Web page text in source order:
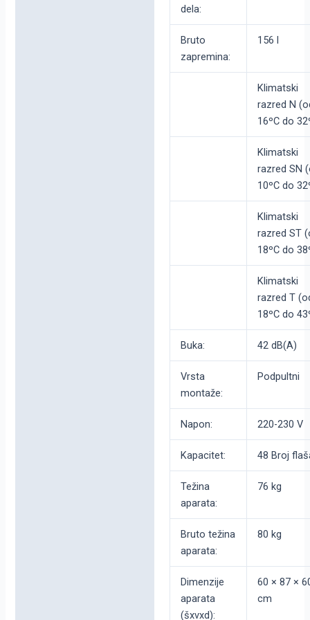
dela:
Bruto
zapremina:
156 l
Klimatski
razred N
16ºC do
Klimatski
razred SN
10ºC do
Klimatski
razred ST
18ºC do
Klimatski
razred T
18ºC do
Buka: 42 dB(A)
Vrsta
montaže:
Podpultni
Napon: 220-230 V
Kapacitet: 48 Broj
Težina
aparata:
76 kg
Bruto težina
aparata:
80 kg
Dimenzije
aparata
(šxvxd):
60 × 87 ×
cm